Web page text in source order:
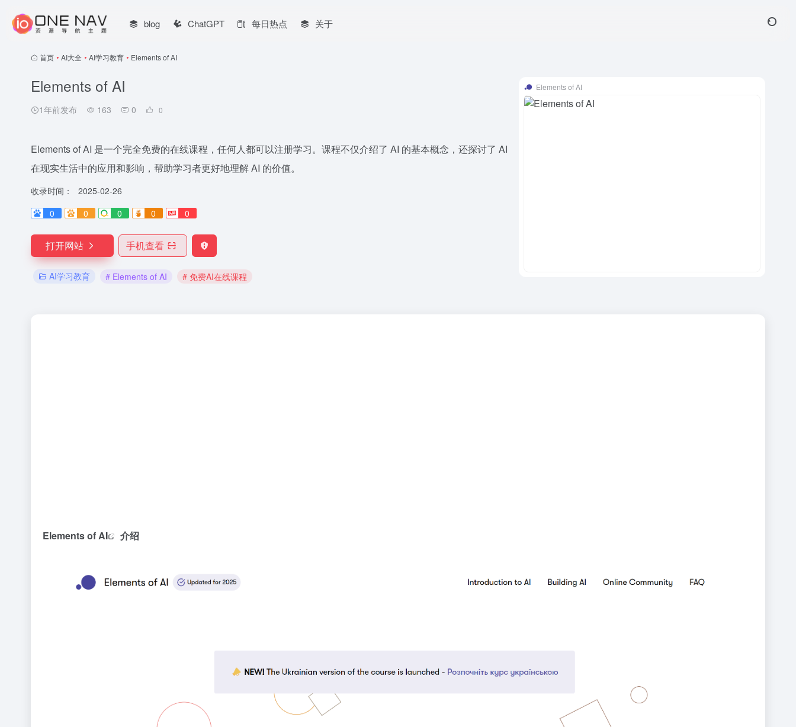
blog ChatGPT 每日热点 关于
首页 • AI大全 • AI学习教育 • Elements of AI
Elements of AI
1年前发布 163 0 0
Elements of AI 是一个完全免费的在线课程，任何人都可以注册学习。课程不仅介绍了 AI 的基本概念，还探讨了 AI
在现实生活中的应用和影响，帮助学习者更好地理解 AI 的价值。
收录时间：
2025-02-26
0
0 0 0 0
打开网站 手机查看
AI学习教育 # Elements of AI # 免费AI在线课程
Elements of AI
Elements of AI 介绍